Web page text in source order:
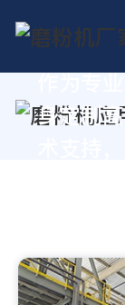
身定制